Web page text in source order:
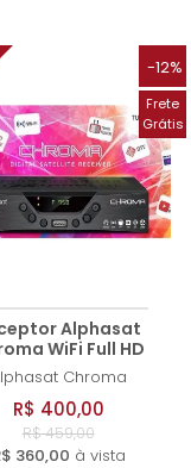
-12%
Frete
Grátis
Alphasat
WiFi Full HD
Chroma
R$ 400,00
R$ 459,00
360,00 à vista